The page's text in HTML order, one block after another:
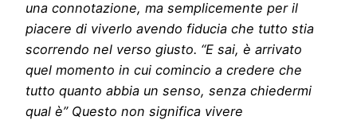
una connotazione, ma semplicemente per il
piacere di viverlo avendo fiducia che tutto stia
scorrendo nel verso giusto. “E sai, è arrivato
quel momento in cui comincio a credere che
tutto quanto abbia un senso, senza chiedermi
qual è” Questo non significa vivere